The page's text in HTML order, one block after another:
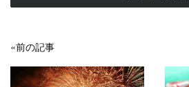
«前の記事